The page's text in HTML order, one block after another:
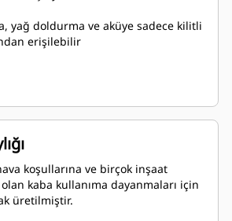
yağ doldurma ve aküye sadece kilitli
erişilebilir
kemirgen giremez
koşullarına ve birçok inşaat
olan kaba kullanıma dayanmaları için
üretilmiştir.